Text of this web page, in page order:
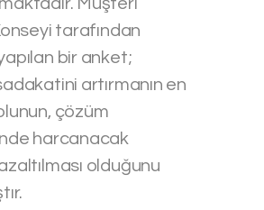
Müşteri
tarafından
bir anket;
artırmanın en
çözüm
harcanacak
olduğunu